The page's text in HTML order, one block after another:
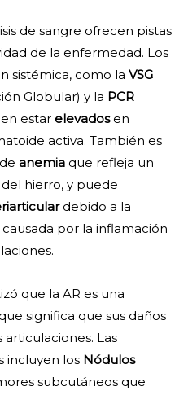
de sangre ofrecen pistas
de la enfermedad. Los
sistémica, como la VSG
Globular) y la PCR
estar elevadosen
activa. También es
anemia que refleja un
hierro, y puede
debido a la
por la inflamación
que la AR es una
significa que sus daños
Las
incluyen los Nódulos
subcutáneos que